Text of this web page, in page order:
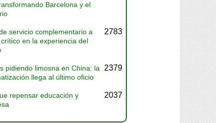
Barcelona y el
servicio complementario a
en la experiencia del
2783
pidiendo limosna en China: la
llega al último oficio
2379
repensar educación y
2037